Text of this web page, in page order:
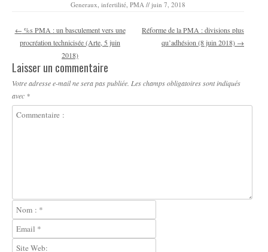
Generaux infertilité PMA // juin 7, 2018
Navigation des articles
← %s PMA : un basculement vers une
procréation technicisée (Arte, 5 juin
2018)
Réforme de la PMA : divisions plus
qu’adhésion (8 juin 2018) →
Laisser un commentaire
Votre adresse e-mail ne sera pas publiée. Les champs obligatoires sont indiqués
avec *